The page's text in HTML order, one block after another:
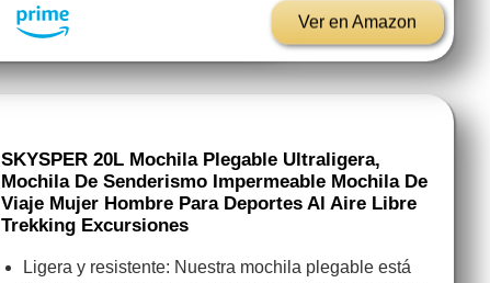
Ver en Amazon
SKYSPER 20L Mochila Plegable Ultraligera,
Mochila De Senderismo Impermeable Mochila De
Viaje Mujer Hombre Para Deportes Al Aire Libre
Trekking Excursiones
Ligera y resistente: Nuestra mochila plegable está